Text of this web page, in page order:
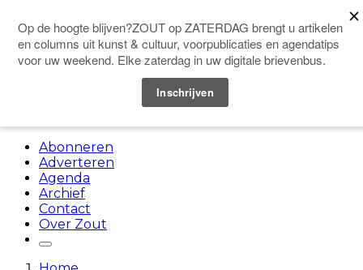
Doneer
Abonneren
Adverteren
Agenda
Archief
Contact
Over Zout